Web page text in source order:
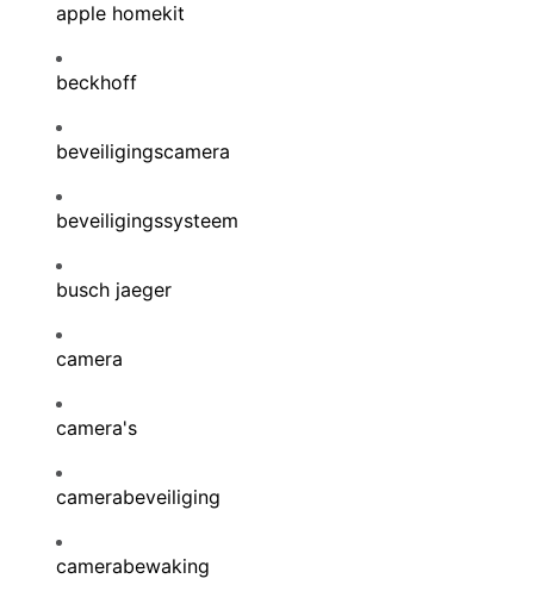
apple homekit
beckhoff
beveiligingscamera
beveiligingssysteem
busch jaeger
camera
camera's
camerabeveiliging
camerabewaking